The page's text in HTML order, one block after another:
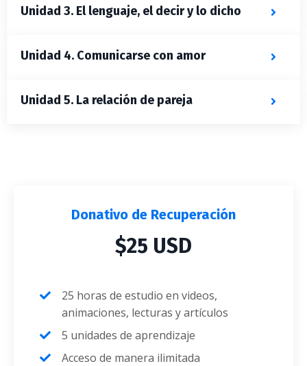
Unidad 3. El lenguaje, el decir y lo dicho
Unidad 4. Comunicarse con amor
Unidad 5. La relación de pareja
Donativo de Recuperación
$25 USD
25 horas de estudio en videos,
animaciones, lecturas y artículos
5 unidades de aprendizaje
Acceso de manera ilimitada